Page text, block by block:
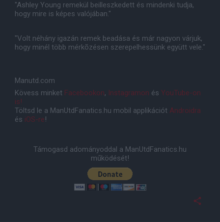
"Ashley Young remekül beilleszkedett és mindenki tudja,
hogy mire is képes valójában."
"Volt néhány igazán remek beadása és már nagyon várjuk,
hogy minél több mérkõzésen szerepelhessünk együtt vele."
Manutd.com
Kövess minket Facebookon, Instagramon és YouTube-on
is!
Töltsd le a ManUtdFanatics.hu mobil applikációt Androidra
és iOS-re!
Támogasd adományoddal a ManUtdFanatics.hu
működését!